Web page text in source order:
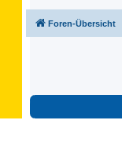
Foren-Übersicht